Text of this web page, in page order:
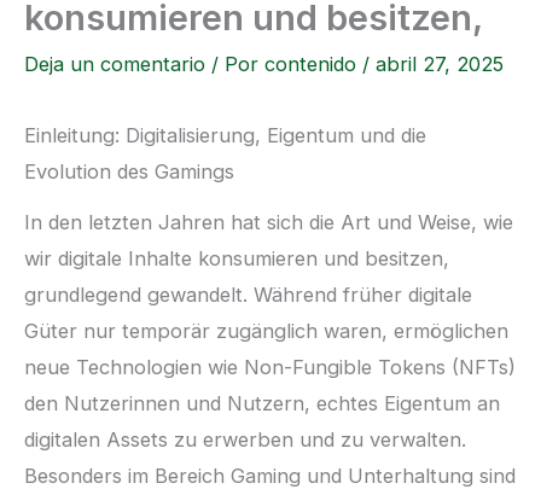
konsumieren und besitzen,
Deja un comentario / Por contenido / abril 27, 2025
Einleitung: Digitalisierung, Eigentum und die
Evolution des Gamings
In den letzten Jahren hat sich die Art und Weise, wie
wir digitale Inhalte konsumieren und besitzen,
grundlegend gewandelt. Während früher digitale
Güter nur temporär zugänglich waren, ermöglichen
neue Technologien wie Non-Fungible Tokens (NFTs)
den Nutzerinnen und Nutzern, echtes Eigentum an
digitalen Assets zu erwerben und zu verwalten.
Besonders im Bereich Gaming und Unterhaltung sind